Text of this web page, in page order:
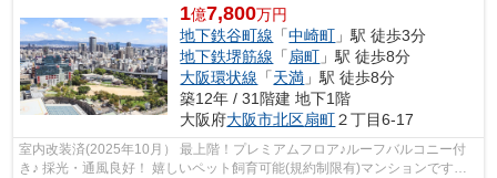
1億7,800万円
地下鉄谷町線 「中崎町 」駅 徒歩3分
地下鉄堺筋線 「扇町 」駅 徒歩8分
大阪環状線 「天満 」駅 徒歩8分
築12年 / 31階建 地下1階
大阪府大阪市北区扇町２丁目6-17
室内改装済(2025年10月） 最上階！プレミアムフロア♪ルーフバルコニー付
き♪ 採光・通風良好！ 嬉しいペット飼育可能(規約制限有)マンションです！